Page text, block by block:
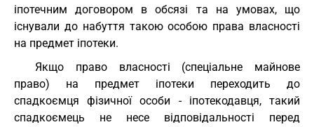
іпотечним договором в обсязі та на умовах, що
існували до набуття такою особою права власності
на предмет іпотеки.
Якщо право власності (спеціальне майнове
право) на предмет іпотеки переходить до
спадкоємця фізичної особи - іпотекодавця, такий
спадкоємець не несе відповідальності перед